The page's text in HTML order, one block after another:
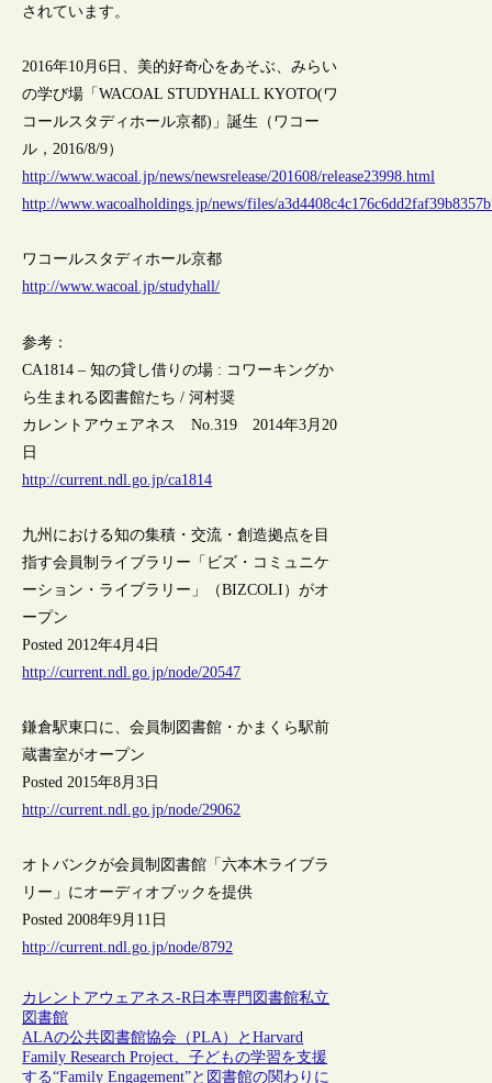
されています。
2016年10月6日、美的好奇心をあそぶ、みらい
の学び場「WACOAL STUDYHALL KYOTO(ワ
コールスタディホール京都)」誕生（ワコー
ル，2016/8/9）
http://www.wacoal.jp/news/newsrelease/201608/release23998.html
http://www.wacoalholdings.jp/news/files/
ワコールスタディホール京都
http://www.wacoal.jp/studyhall/
参考：
CA1814 – 知の貸し借りの場 : コワーキングか
ら生まれる図書館たち / 河村奨
カレントアウェアネス No.319 2014年3月20
日
http://current.ndl.go.jp/ca1814
九州における知の集積・交流・創造拠点を目
指す会員制ライブラリー「ビズ・コミュニケ
ーション・ライブラリー」（BIZCOLI）がオ
ープン
Posted 2012年4月4日
http://current.ndl.go.jp/node/20547
鎌倉駅東口に、会員制図書館・かまくら駅前
蔵書室がオープン
Posted 2015年8月3日
http://current.ndl.go.jp/node/29062
オトバンクが会員制図書館「六本木ライブラ
リー」にオーディオブックを提供
Posted 2008年9月11日
http://current.ndl.go.jp/node/8792
カレントアウェアネス-R日本専門図書館私立
図書館
ALAの公共図書館協会（PLA）とHarvard
Family Research Project、子どもの学習を支援
する“Family Engagement”と図書館の関わりに